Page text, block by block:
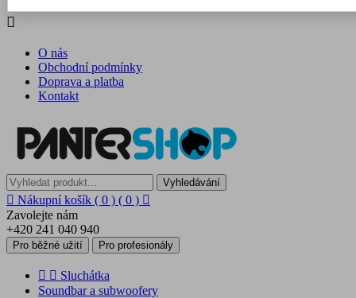

O nás
Obchodní podmínky
Doprava a platba
Kontakt
Vyhledávání
 Nákupní košík ( 0 ) ( 0 ) 
Zavolejte nám
+420 241 040 940
Pro běžné užití Pro profesionály
  Sluchátka
Soundbar a subwoofery